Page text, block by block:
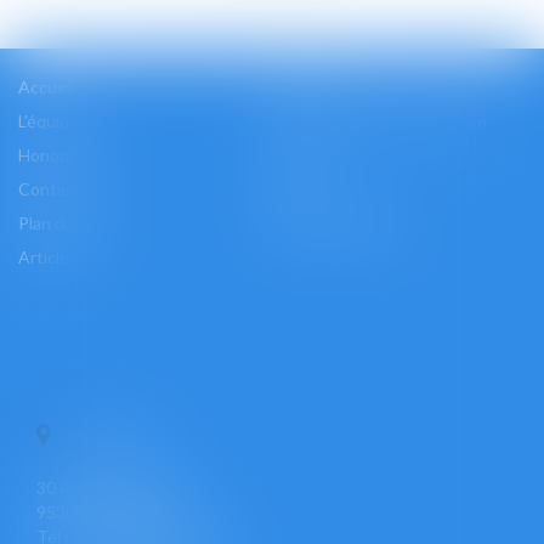
Accueil
L'équipe
Honoraires
Contact
Plan du site
Articles
30 Rue Pierre Butin
95300 PONTOISE
Tél : +33 (0)1 30 30 34 34